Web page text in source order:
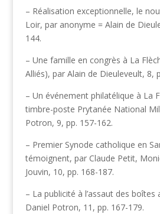
– Réalisation exceptionnelle, le
Loir, par anonyme = Alain de
144.
– Une famille en congrès à La
Alliés), par Alain de Dieuleveult, 8,
– Un événement philatélique à La
timbre-poste Prytanée National
Potron, 9, pp. 157-162.
– Premier Synode catholique en
témoignent, par Claude Petit,
Jouvin, 10, pp. 168-187.
– La publicité à l’assaut des boîtes
Daniel Potron, 11, pp. 167-179.